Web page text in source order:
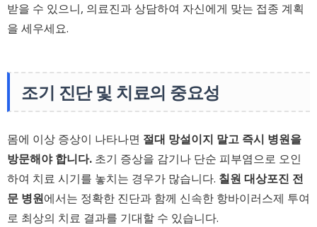
받을 수 있으니, 의료진과 상담하여 자신에게 맞는 접종 계획
을 세우세요.
조기 진단 및 치료의 중요성
몸에 이상 증상이 나타나면 절대 망설이지 말고 즉시 병원을
방문해야 합니다. 초기 증상을 감기나 단순 피부염으로 오인
하여 치료 시기를 놓치는 경우가 많습니다. 칠원 대상포진 전
문 병원에서는 정확한 진단과 함께 신속한 항바이러스제 투여
로 최상의 치료 결과를 기대할 수 있습니다.